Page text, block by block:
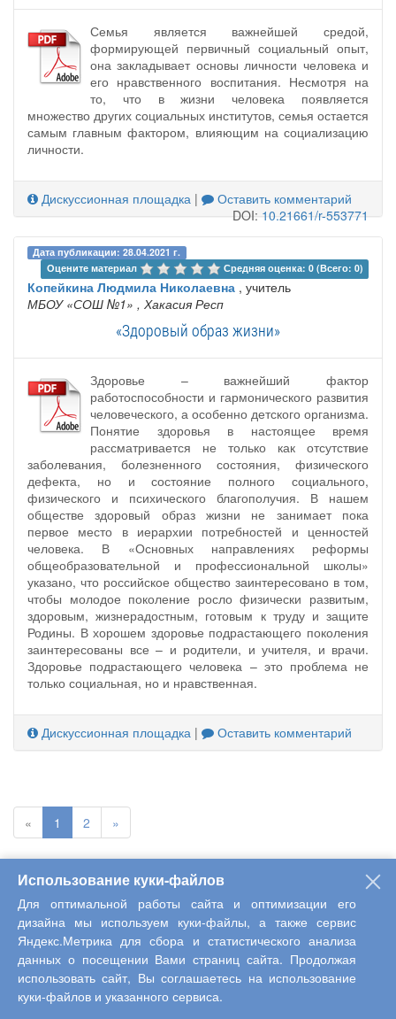
Семья является важнейшей средой,
формирующей первичный социальный опыт,
она закладывает основы личности человека и
его нравственного воспитания. Несмотря на
то, что в жизни человека появляется
множество других социальных институтов, семья остается
самым главным фактором, влияющим на социализацию
личности.
Дискуссионная площадка |
Оставить комментарий
DOI:10.21661/r-553771
Дата публикации: 28.04.2021 г.
Оцените материал
Средняя оценка: 0 (Всего: 0)
Копейкина Людмила Николаевна , учитель
МБОУ «СОШ №1» , Хакасия Респ
«Здоровый образ жизни»
Здоровье – важнейший фактор
работоспособности и гармонического развития
человеческого, а особенно детского организма.
Понятие здоровья в настоящее время
рассматривается не только как отсутствие
заболевания, болезненного состояния, физического
дефекта, но и состояние полного социального,
физического и психического благополучия. В нашем
обществе здоровый образ жизни не занимает пока
первое место в иерархии потребностей и ценностей
человека. В «Основных направлениях реформы
общеобразовательной и профессиональной школы»
указано, что российское общество заинтересовано в том,
чтобы молодое поколение росло физически развитым,
здоровым, жизнерадостным, готовым к труду и защите
Родины. В хорошем здоровье подрастающего поколения
заинтересованы все – и родители, и учителя, и врачи.
Здоровье подрастающего человека – это проблема не
только социальная, но и нравственная.
Дискуссионная площадка | Оставить комментарий
« 1 2 »
КОНТАКТЫ
428000, г. Чебоксары, ул. Гражданская, Дом 75
Телефон: +7 (8352) 222-490
info@interactive-plus.ru
Содержимое данной страницы доступно по лицензии
Creative Commons «Attribution» 4.0 International
Использование куки-файлов
Для оптимальной работы сайта и оптимизации его
дизайна мы используем куки-файлы, а также сервис
Яндекс.Метрика для сбора и статистического анализа
данных о посещении Вами страниц сайта. Продолжая
использовать сайт, Вы соглашаетесь на использование
куки-файлов и указанного сервиса.